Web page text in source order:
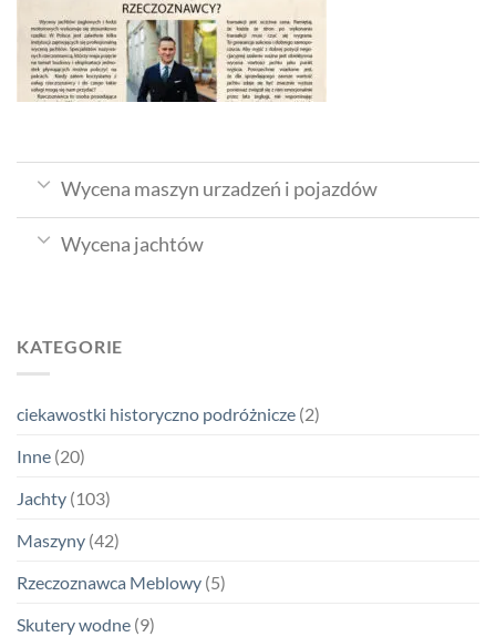
Wycena maszyn urzadzeń i pojazdów
Wycena jachtów
KATEGORIE
ciekawostki historyczno podróżnicze (2)
Inne (20)
Jachty (103)
Maszyny (42)
Rzeczoznawca Meblowy (5)
Skutery wodne (9)